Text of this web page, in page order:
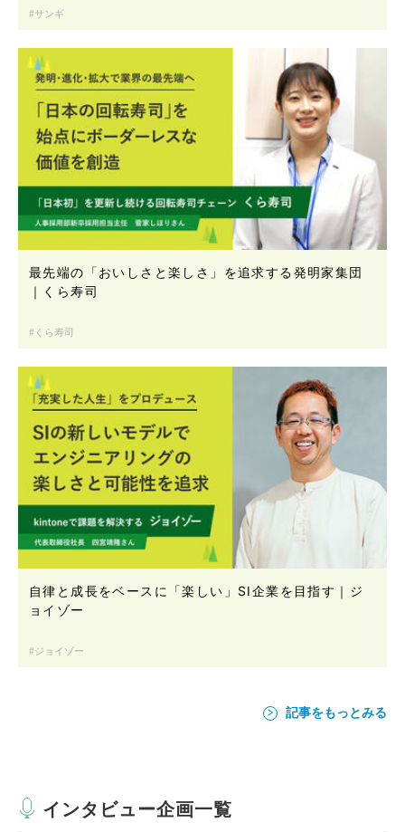
サンギ
最先端の「おいしさと楽しさ」を追求する発明家集団
｜くら寿司
くら寿司
自律と成長をベースに「楽しい」SI企業を目指す｜ジ
ョイゾー
ジョイゾー
記事をもっとみる
インタビュー企画一覧